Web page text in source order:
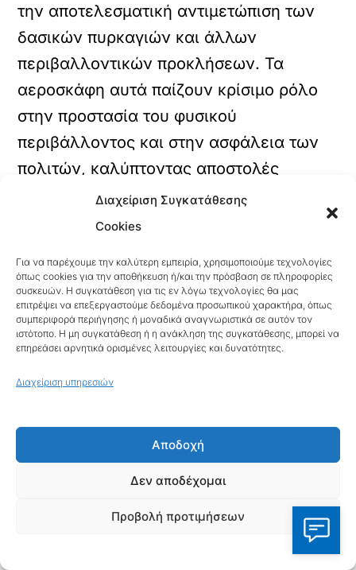
Διαχείριση Συγκατάθεσης
Cookies
Για να παρέχουμε την καλύτερη εμπειρία, χρησιμοποιούμε τεχνολογίες
όπως cookies για την αποθήκευση ή/και την πρόσβαση σε πληροφορίες
συσκευών. Η συγκατάθεση για τις εν λόγω τεχνολογίες θα μας
επιτρέψει να επεξεργαστούμε δεδομένα προσωπικού χαρακτήρα, όπως
συμπεριφορά περιήγησης ή μοναδικά αναγνωριστικά σε αυτόν τον
ιστότοπο. Η μη συγκατάθεση ή η ανάκληση της συγκατάθεσης, μπορεί να
επηρεάσει αρνητικά ορισμένες λειτουργίες και δυνατότητες.
Διαχείριση υπηρεσιών
Αποδοχή
Δεν αποδέχομαι
Προβολή προτιμήσεων
την αποτελεσματική αντιμετώπιση των
δασικών πυρκαγιών και άλλων
περιβαλλοντικών προκλήσεων. Τα
αεροσκάφη αυτά παίζουν κρίσιμο ρόλο
στην προστασία του φυσικού
περιβάλλοντος και στην ασφάλεια των
πολιτών, καλύπτοντας αποστολές
πυρόσβεσης, επιτήρησης και ψεκασμού.
Αεροπυρόσβεσης – De Havilland
Canada DHC-515
Το νέο αεροσκάφος De Havilland Canada
DHC-515 πρόκειται να εισαχθεί σε
υπηρεσία τα προσεχή χρόνια ως μια
Στόχος της προμήθειας είναι η
αντικατάσταση παλαιότερων μοντέλων,
βελτιώνοντας τις δυνατότητες
πυρόσβεσης με :